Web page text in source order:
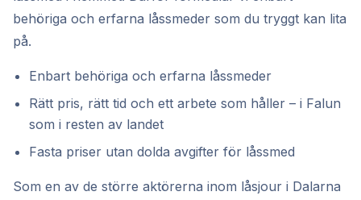
behöriga och erfarna låssmeder som du tryggt kan lita
på.
Enbart behöriga och erfarna låssmeder
Rätt pris, rätt tid och ett arbete som håller – i Falun
som i resten av landet
Fasta priser utan dolda avgifter för låssmed
Som en av de större aktörerna inom låsjour i Dalarna